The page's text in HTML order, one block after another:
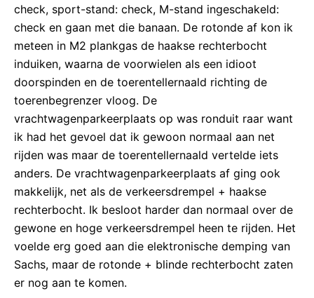
check, sport-stand: check, M-stand ingeschakeld:
check en gaan met die banaan. De rotonde af kon ik
meteen in M2 plankgas de haakse rechterbocht
induiken, waarna de voorwielen als een idioot
doorspinden en de toerentellernaald richting de
toerenbegrenzer vloog. De
vrachtwagenparkeerplaats op was ronduit raar want
ik had het gevoel dat ik gewoon normaal aan net
rijden was maar de toerentellernaald vertelde iets
anders. De vrachtwagenparkeerplaats af ging ook
makkelijk, net als de verkeersdrempel + haakse
rechterbocht. Ik besloot harder dan normaal over de
gewone en hoge verkeersdrempel heen te rijden. Het
voelde erg goed aan die elektronische demping van
Sachs, maar de rotonde + blinde rechterbocht zaten
er nog aan te komen.